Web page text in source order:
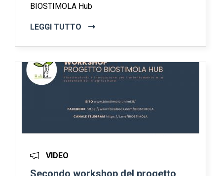
BIOSTIMOLA Hub
LEGGI TUTTO
VIDEO